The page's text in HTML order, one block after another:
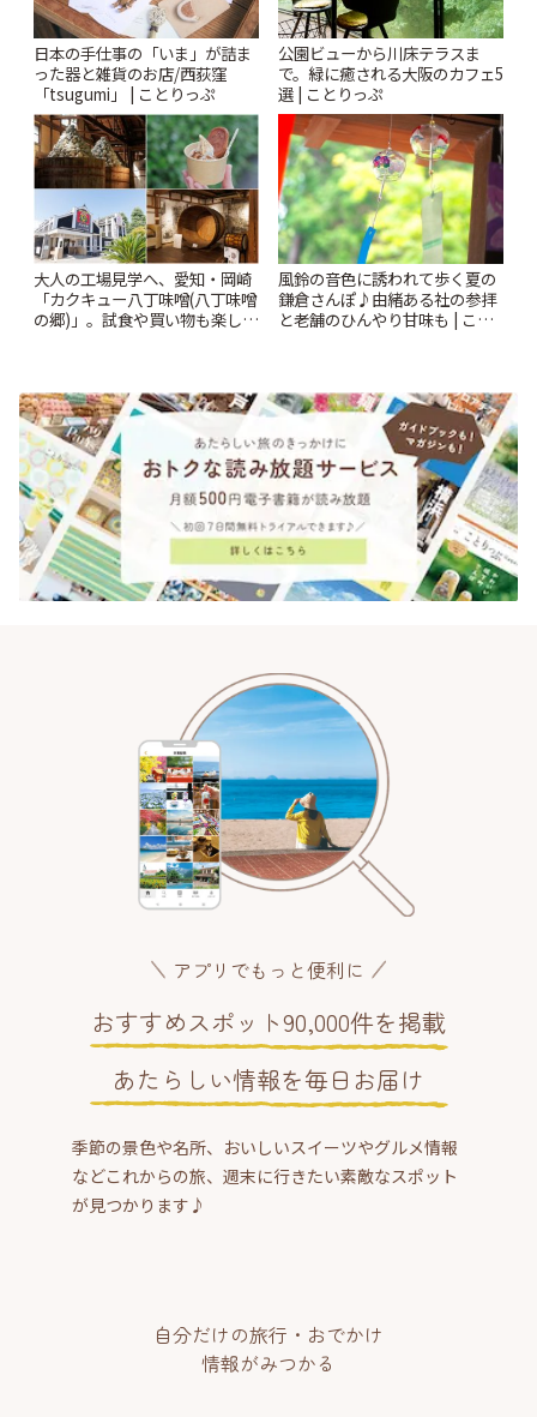
日本の手仕事の「いま」が詰ま
った器と雑貨のお店/西荻窪
「tsugumi」 | ことりっぷ
公園ビューから川床テラスま
で。緑に癒される大阪のカフェ5
選 | ことりっぷ
大人の工場見学へ、愛知・岡崎
「カクキュー八丁味噌(八丁味噌
の郷)」。試食や買い物も楽しみ
風鈴の音色に誘われて歩く夏の
鎌倉さんぽ♪由緒ある社の参拝
と老舗のひんやり甘味も | こと
アプリでもっと便利に
おすすめスポット90,000件を掲載
あたらしい情報を毎日お届け
季節の景色や名所、おいしいスイーツやグルメ情報
などこれからの旅、週末に行きたい素敵なスポット
が見つかります♪
自分だけの旅行・おでかけ
情報がみつかる